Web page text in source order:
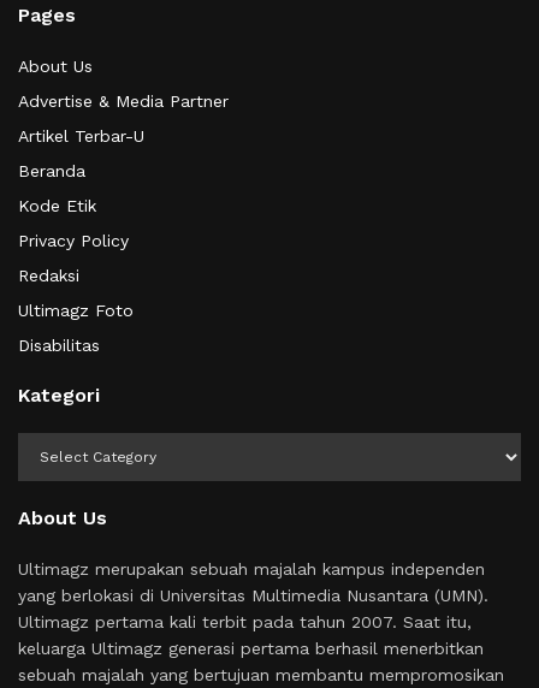
Pages
About Us
Advertise & Media Partner
Artikel Terbar-U
Beranda
Kode Etik
Privacy Policy
Redaksi
Ultimagz Foto
Disabilitas
Kategori
About Us
Ultimagz merupakan sebuah majalah kampus independen
yang berlokasi di Universitas Multimedia Nusantara (UMN).
Ultimagz pertama kali terbit pada tahun 2007. Saat itu,
keluarga Ultimagz generasi pertama berhasil menerbitkan
sebuah majalah yang bertujuan membantu mempromosikan